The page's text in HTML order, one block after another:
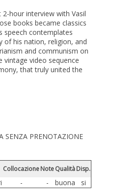
hour interview with Vasil
books became classics
speech contemplates
of his nation, religion, and
and communism on
video sequence
that truly united the
SENZA PRENOTAZIONE
CollocazioneNoteQualitàDisp.
- - buona si